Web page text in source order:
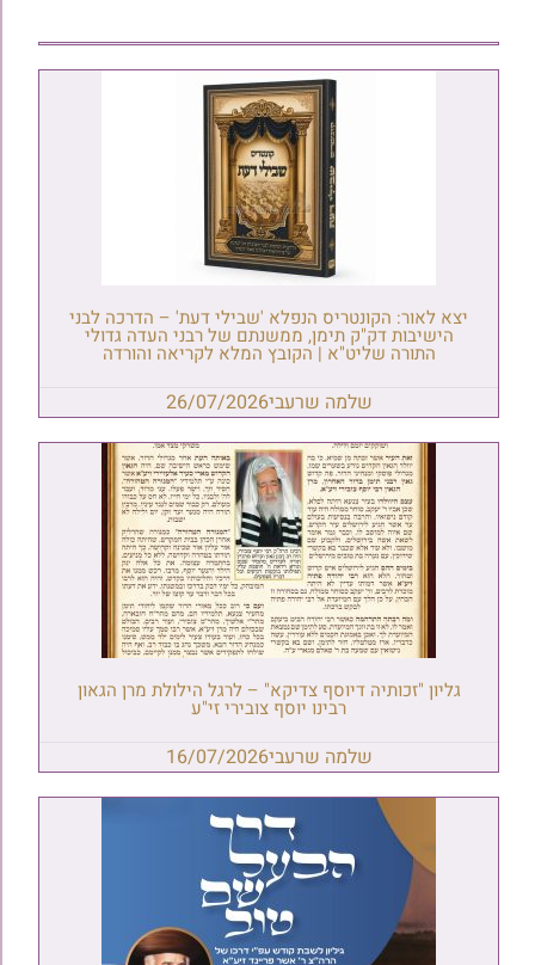
יצא לאור: הקונטריס הנפלא 'שבילי דעת' – הדרכה לבני
הישיבות דק"ק תימן, ממשנתם של רבני העדה גדולי
התורה שליט"א | הקובץ המלא לקריאה והורדה
שלמה שרעבי26/07/2026
גליון "זכותיה דיוסף צדיקא" – לרגל הילולת מרן הגאון
רבינו יוסף צובירי זי"ע
שלמה שרעבי16/07/2026